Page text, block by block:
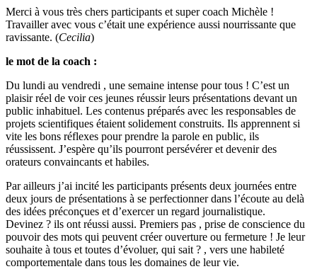
Merci à vous très chers participants et super coach Michèle !
Travailler avec vous c’était une expérience aussi nourrissante que
ravissante. (Cecilia)
le mot de la coach :
Du lundi au vendredi , une semaine intense pour tous ! C’est un
plaisir réel de voir ces jeunes réussir leurs présentations devant un
public inhabituel. Les contenus préparés avec les responsables de
projets scientifiques étaient solidement construits. Ils apprennent si
vite les bons réflexes pour prendre la parole en public, ils
réussissent. J’espère qu’ils pourront persévérer et devenir des
orateurs convaincants et habiles.
Par ailleurs j’ai incité les participants présents deux journées entre
deux jours de présentations à se perfectionner dans l’écoute au delà
des idées préconçues et d’exercer un regard journalistique.
Devinez ? ils ont réussi aussi. Premiers pas , prise de conscience du
pouvoir des mots qui peuvent créer ouverture ou fermeture ! Je leur
souhaite à tous et toutes d’évoluer, qui sait ? , vers une habileté
comportementale dans tous les domaines de leur vie.